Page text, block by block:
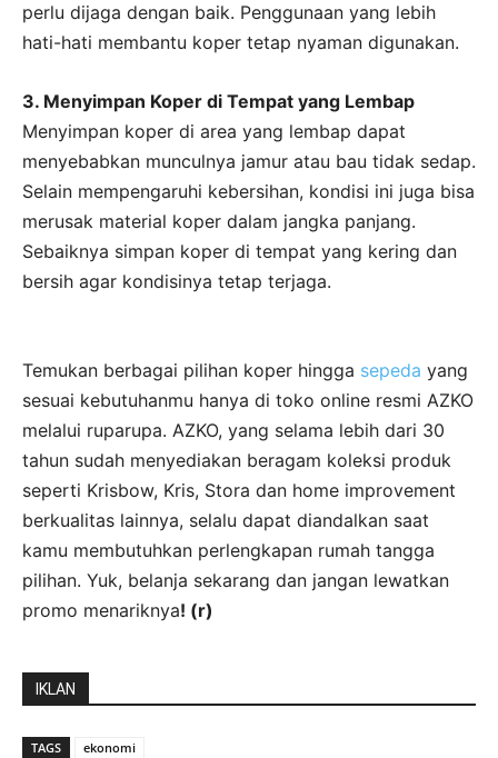
perlu dijaga dengan baik. Penggunaan yang lebih
hati-hati membantu koper tetap nyaman digunakan.
3. Menyimpan Koper di Tempat yang Lembap
Menyimpan koper di area yang lembap dapat
menyebabkan munculnya jamur atau bau tidak sedap.
Selain mempengaruhi kebersihan, kondisi ini juga bisa
merusak material koper dalam jangka panjang.
Sebaiknya simpan koper di tempat yang kering dan
bersih agar kondisinya tetap terjaga.
Temukan berbagai pilihan koper hingga sepeda yang
sesuai kebutuhanmu hanya di toko online resmi AZKO
melalui ruparupa. AZKO, yang selama lebih dari 30
tahun sudah menyediakan beragam koleksi produk
seperti Krisbow, Kris, Stora dan home improvement
berkualitas lainnya, selalu dapat diandalkan saat
kamu membutuhkan perlengkapan rumah tangga
pilihan. Yuk, belanja sekarang dan jangan lewatkan
promo menariknya! (r)
IKLAN
TAGS ekonomi